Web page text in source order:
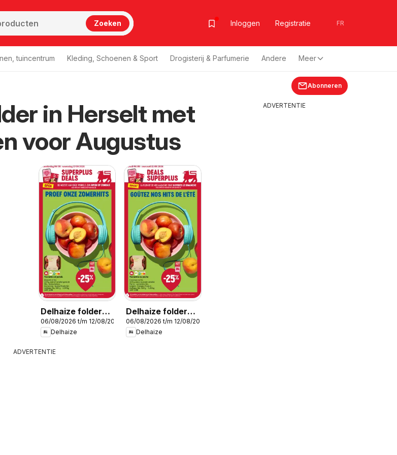
Zoeken Inloggen Registratie FR
tuincentrum Kleding, Schoenen & Sport Drogisterij & Parfumerie Andere Meer
Abonneren
in Herselt met
voor Augustus
Delhaize folder
week 32
06/08/2026 t/m 12/08/2026
Delhaize
Delhaize folder
semaine 32
06/08/2026 t/m 12/08/2026
Delhaize
ADVERTENTIE
ADVERTENTIE